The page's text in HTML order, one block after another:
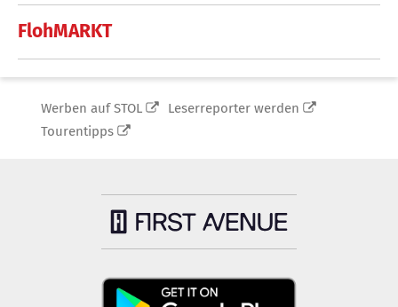
FlohMARKT
Werben auf STOL
Leserreporter werden
Tourentipps